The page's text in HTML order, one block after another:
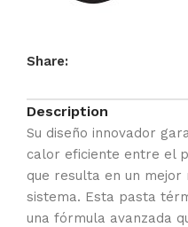
Share:
Description
Su diseño innovador
calor eficiente entre el
que resulta en un
sistema. Esta pasta
una fórmula avanzada